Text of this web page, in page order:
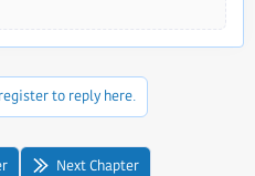
to reply here.
Next Chapter